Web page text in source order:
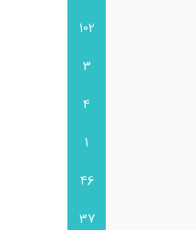
102
3
4
1
46
37